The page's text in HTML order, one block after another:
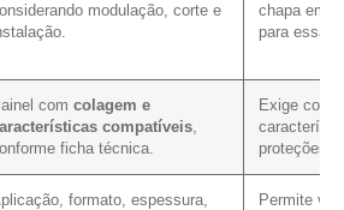
modulação, corte e
chapa em
para essa
com colagem e
compatíveis
ficha técnica.
Exige
proteções
formato, espessura,
Permite